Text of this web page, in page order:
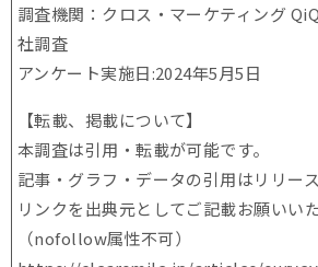
調査機関：クロス・マーケティング
社調査
アンケート実施日:2024年5月5日
【転載、掲載について】
本調査は引用・転載が可能です。
記事・グラフ・データの引用はリリー
リンクを出典元としてご記載お願いいた
（nofollow属性不可）